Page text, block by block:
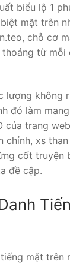
biểu lộ 1
mặt trên
chỗ cơ
từ
lượng không
đó làm
của trang
chỉnh, xs
cốt truyện
đề cập.
mặt trên